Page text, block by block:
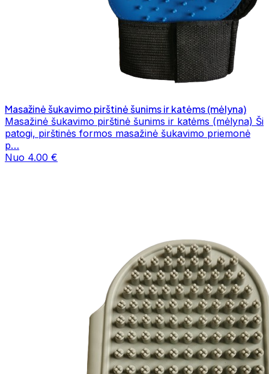
Masažinė šukavimo pirštinė šunims ir katėms (mėlyna)
Masažinė šukavimo pirštinė šunims ir katėms (mėlyna) Ši
patogi, pirštinės formos masažinė šukavimo priemonė
p…
Nuo 4.00 €